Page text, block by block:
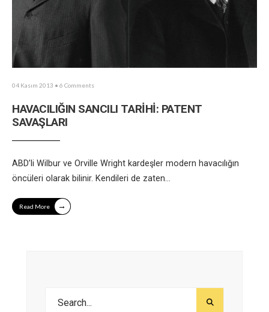
04 Kasım 2013 • 6 Comments
HAVACILIĞIN SANCILI TARİHİ: PATENT
SAVAŞLARI
ABD’li Wilbur ve Orville Wright kardeşler modern havacılığın
öncüleri olarak bilinir. Kendileri de zaten...
Read More →